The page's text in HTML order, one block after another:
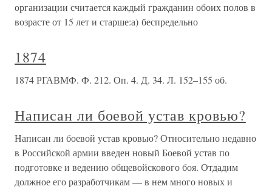
организации считается каждый гражданин обоих полов в
возрасте от 15 лет и старше:а) беспредельно
1874
1874 РГАВМФ. Ф. 212. Оп. 4. Д. 34. Л. 152–155 об.
Написан ли боевой устав кровью?
Написан ли боевой устав кровью? Относительно недавно
в Российской армии введен новый Боевой устав по
подготовке и ведению общевойскового боя. Отдадим
должное его разработчикам — в нем много новых и